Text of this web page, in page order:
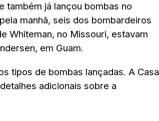
também já lançou bombas no
manhã, seis dos bombardeiros
Whiteman, no Missouri, estavam
em Guam.
tipos de bombas lançadas. A Casa
adicionais sobre a